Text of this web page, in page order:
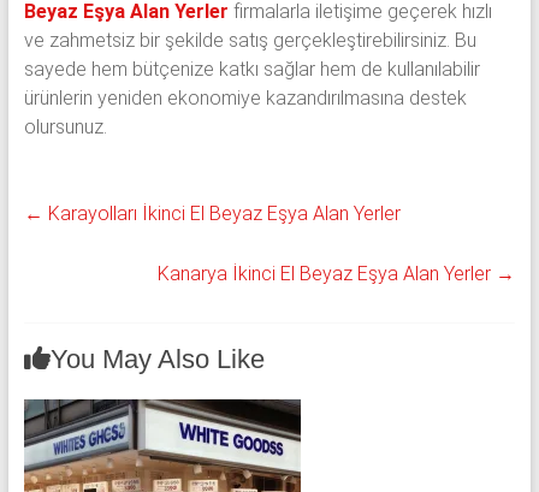
Beyaz Eşya Alan Yerler firmalarla iletişime geçerek hızlı
ve zahmetsiz bir şekilde satış gerçekleştirebilirsiniz. Bu
sayede hem bütçenize katkı sağlar hem de kullanılabilir
ürünlerin yeniden ekonomiye kazandırılmasına destek
olursunuz.
← Karayolları İkinci El Beyaz Eşya Alan Yerler
Kanarya İkinci El Beyaz Eşya Alan Yerler →
You May Also Like